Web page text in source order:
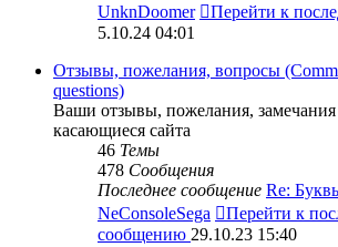
UnknDoomer
Перейти к
5.10.24 04:01
Отзывы, пожелания, вопросы
questions)
Ваши отзывы, пожелания,
касающиеся сайта
46 Темы
478 Сообщения
Последнее сообщение Re:
NeConsoleSega
Перейти к
сообщению 29.10.23 15:40